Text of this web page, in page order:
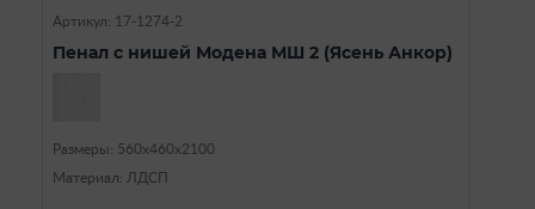
Артикул: 17-1274-2
Пенал с нишей Модена МШ 2 (Ясень Анкор)
Размеры: 560х460х2100
Материал: ЛДСП